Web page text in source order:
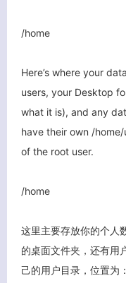
/home
Here’s where your
users, your Desktop
what it is), and any
have their own /
of the root user.
/home
这里主要存放你的个人
的桌面文件夹，还有用
己的用户目录，位置为